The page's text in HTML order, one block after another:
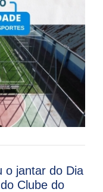
o jantar do Dia
Clube do